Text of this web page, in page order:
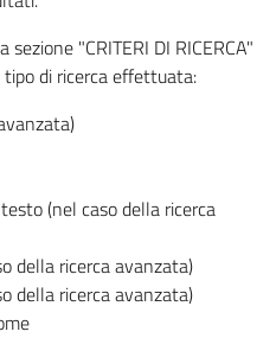
"CRITERI DI RICERCA"
di ricerca effettuata:
(nel caso della ricerca
della ricerca avanzata)
della ricerca avanzata)